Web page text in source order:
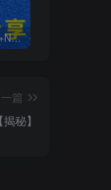
白菜价解锁20000+N个赚钱机会，加入无畏轻创会员，全站资源免费学习。
一篇
秘】